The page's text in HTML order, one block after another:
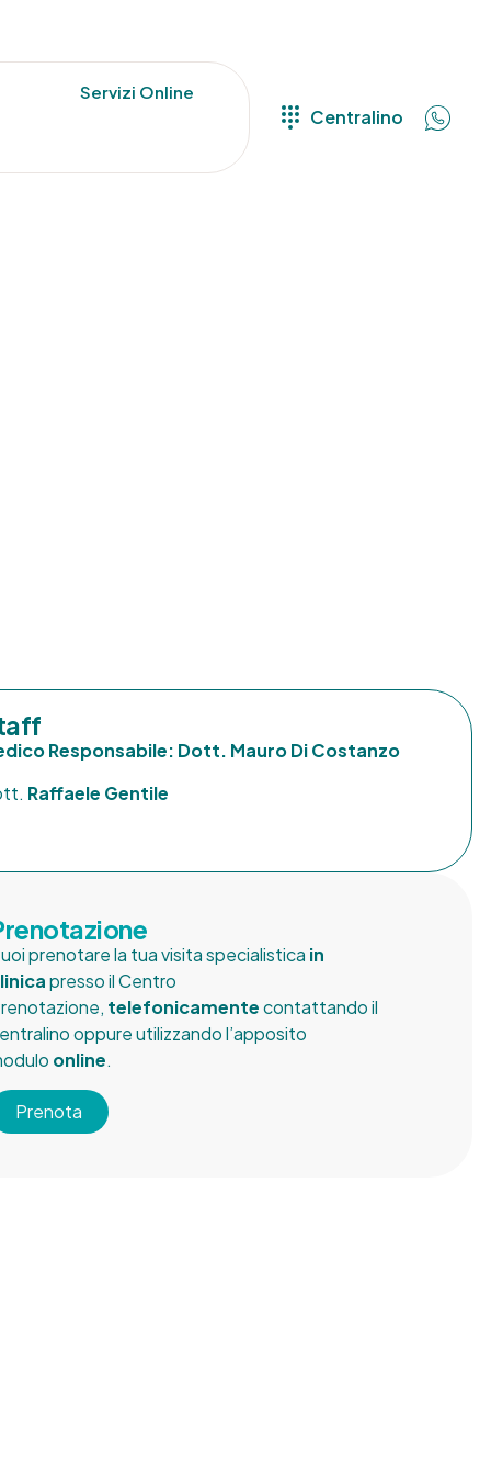
Servizi Online
Centralino
Responsabile: Dott. Mauro Di Costanzo
Raffaele Gentile
prenotare la tua visita specialistica in
presso il Centro
telefonicamentecontattando il
oppure utilizzando l’apposito
online.
Prenota